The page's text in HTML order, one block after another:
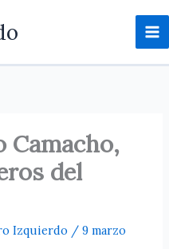
Camacho,
del
Izquierdo /9 marzo